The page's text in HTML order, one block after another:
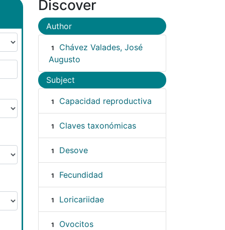
Discover
Author
1
Chávez Valades, José
Augusto
Subject
1 Capacidad reproductiva
1 Claves taxonómicas
1 Desove
1 Fecundidad
1 Loricariidae
1 Ovocitos